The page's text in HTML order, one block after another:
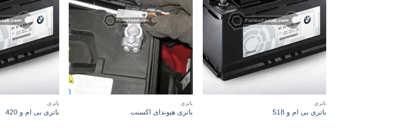
باتری
باتری بی ام و 518
باتری
باتری هیوندای اکسنت
باتری
باتری بی ام و 420